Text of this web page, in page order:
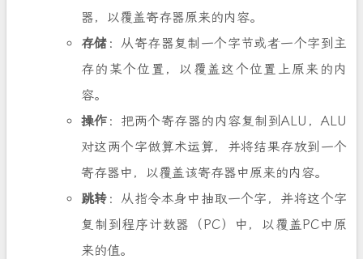
器，以覆盖寄存器原来的内容。
存储 ：从寄存器复制一个字节或者一个字到主
存的某个位置，以覆盖这个位置上原来的内
容。
操作 ：把两个寄存器的内容复制到ALU，ALU
对这两个字做算术运算，并将结果存放到一个
寄存器中，以覆盖该寄存器中原来的内容。
跳转 ：从指令本身中抽取一个字，并将这个字
复制到程序计数器（PC）中，以覆盖PC中原
来的值。